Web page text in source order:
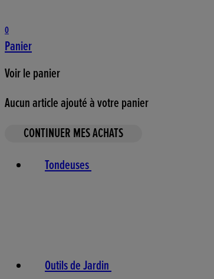
0
Panier
Voir le panier
Aucun article ajouté à votre panier
CONTINUER MES ACHATS
Tondeuses
Outils de Jardin